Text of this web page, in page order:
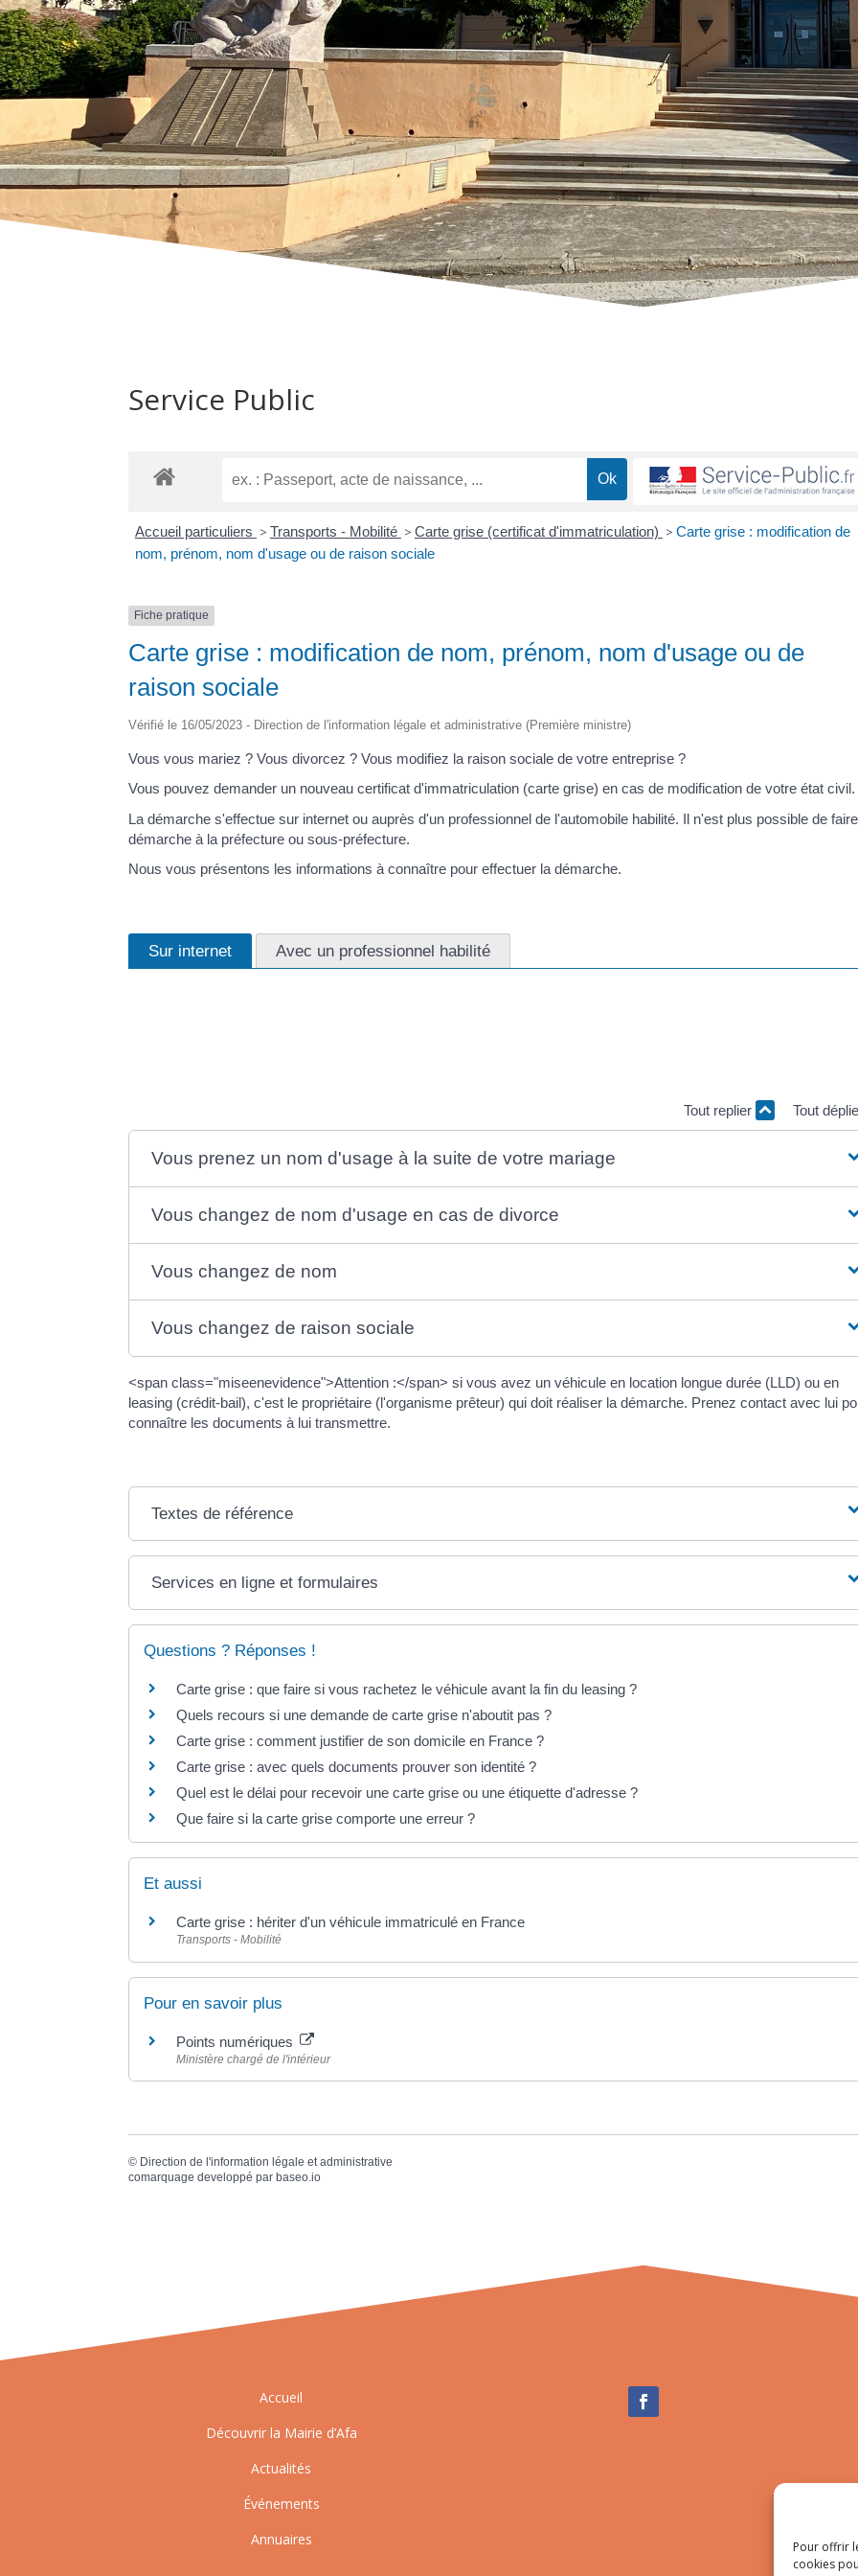
Pour offrir
cookies
Service Public
Accueil particuliers > Transports - Mobilité > Carte grise (certificat d'immatriculation) > Carte grise : modification de
nom, prénom, nom d'usage ou de raison sociale
Fiche pratique
Carte grise : modification de nom, prénom, nom d'usage ou de
raison sociale
Vérifié le 16/05/2023 - Direction de l'information légale et administrative (Première ministre)
Vous vous mariez ? Vous divorcez ? Vous modifiez la raison sociale de votre entreprise ?
Vous pouvez demander un nouveau certificat d'immatriculation (carte grise) en cas de modification de votre état civil.
La démarche s'effectue sur internet ou auprès d'un professionnel de l'automobile habilité. Il n'est plus possible de
démarche à la préfecture ou sous-préfecture.
Nous vous présentons les informations à connaître pour effectuer la démarche.
Sur internet Avec un professionnel habilité
Tout replier
Tout
Vous prenez un nom d'usage à la suite de votre mariage
Vous changez de nom d'usage en cas de divorce
Vous changez de nom
Vous changez de raison sociale
<span class="miseenevidence">Attention :</span> si vous avez un véhicule en location longue durée (LLD) ou en
leasing (crédit-bail), c'est le propriétaire (l'organisme prêteur) qui doit réaliser la démarche. Prenez contact avec lui
connaître les documents à lui transmettre.
Textes de référence
Services en ligne et formulaires
Questions ? Réponses !
Carte grise : que faire si vous rachetez le véhicule avant la fin du leasing ?
Quels recours si une demande de carte grise n'aboutit pas ?
Carte grise : comment justifier de son domicile en France ?
Carte grise : avec quels documents prouver son identité ?
Quel est le délai pour recevoir une carte grise ou une étiquette d'adresse ?
Que faire si la carte grise comporte une erreur ?
Et aussi
Carte grise : hériter d'un véhicule immatriculé en France
Transports - Mobilité
Pour en savoir plus
Points numériques
Ministère chargé de l'intérieur
© Direction de l'information légale et administrative
comarquage developpé par baseo.io
Accueil
Découvrir la Mairie d’Afa
Actualités
Événements
Annuaires